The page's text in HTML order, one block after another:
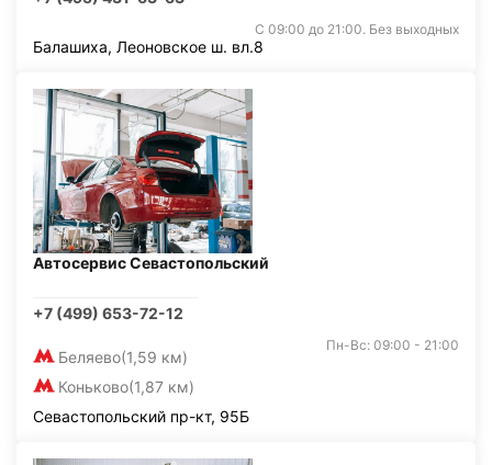
С 09:00 до 21:00. Без выходных
Балашиха, Леоновское ш. вл.8
Автосервис Севастопольский
+7 (499) 653-72-12
Беляево(1,59 км)
Коньково(1,87 км)
Пн-Вс: 09:00 - 21:00
Севастопольский пр-кт, 95Б